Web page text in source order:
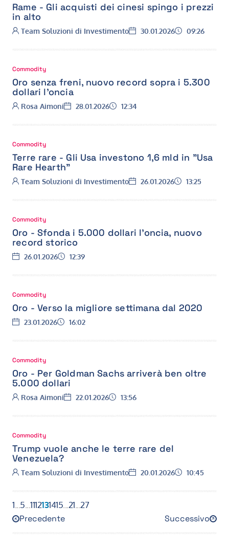
Rame - Gli acquisti dei cinesi spingo i prezzi
in alto
Autore:
Team Soluzioni di Investimento Data:
30.01.2026 Ora:
09:26
Commodity
Oro senza freni, nuovo record sopra i 5.300
dollari l’oncia
Autore:
Rosa Aimoni Data:
28.01.2026 Ora:
12:34
Commodity
Terre rare - Gli Usa investono 1,6 mld in "Usa
Rare Hearth"
Autore:
Team Soluzioni di Investimento Data:
26.01.2026 Ora:
13:25
Commodity
Oro - Sfonda i 5.000 dollari l'oncia, nuovo
record storico
Data:
26.01.2026 Ora:
12:39
Commodity
Oro - Verso la migliore settimana dal 2020
Data:
23.01.2026 Ora:
16:02
Commodity
Oro - Per Goldman Sachs arriverà ben oltre
5.000 dollari
Autore:
Rosa Aimoni Data:
22.01.2026 Ora:
13:56
Commodity
Trump vuole anche le terre rare del
Venezuela?
Autore:
Team Soluzioni di Investimento Data:
20.01.2026 Ora:
10:45
1 5 1112131415 21 27
Precedente
12 Successivo14